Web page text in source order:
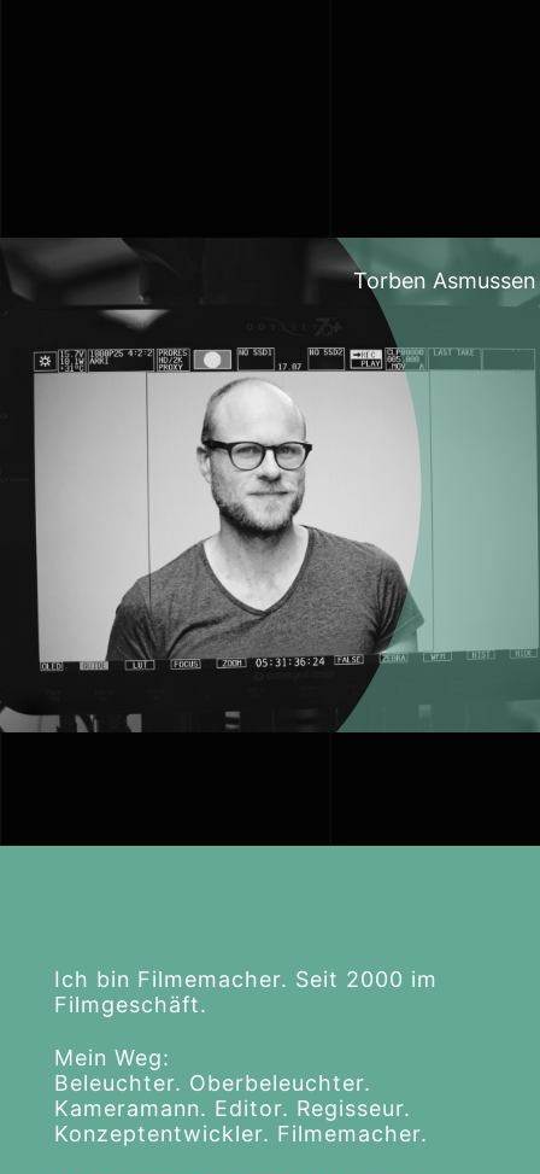
Torben Asmussen
Ich bin Filmemacher. Seit 2000 im
Filmgeschäft.
Mein Weg:
Beleuchter. Oberbeleuchter.
Kameramann. Editor. Regisseur.
Konzeptentwickler. Filmemacher.